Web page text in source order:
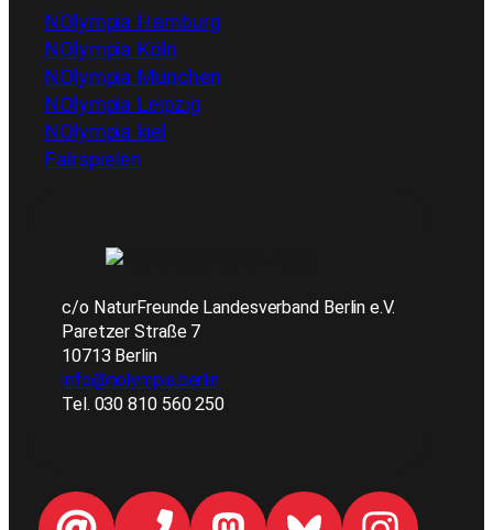
NOlympia Hamburg
NOlympia Köln
NOlympia München
NOlympia Leipzig
NOlympia kiel
Fairspielen
c/o NaturFreunde Landesverband Berlin e.V.
Paretzer Straße 7
10713 Berlin
info@nolympia.berlin
Tel. 030 810 560 250